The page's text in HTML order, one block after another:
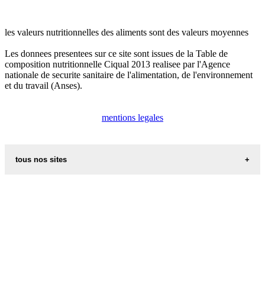
les valeurs nutritionnelles des aliments sont des valeurs moyennes
Les donnees presentees sur ce site sont issues de la Table de
composition nutritionnelle Ciqual 2013 realisee par l'Agence
nationale de securite sanitaire de l'alimentation, de l'environnement
et du travail (Anses).
mentions legales
tous nos sites